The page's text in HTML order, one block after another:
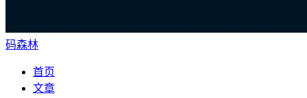
码森林
首页
文章